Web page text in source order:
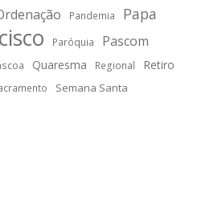
Pandemia Papa
Paróquia
Pascom
Quaresma Regional Retiro
Semana Santa